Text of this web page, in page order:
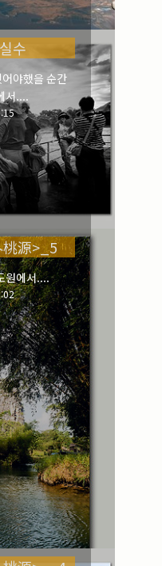
수
야했을 순간
서....
桃源>_5
원에서....